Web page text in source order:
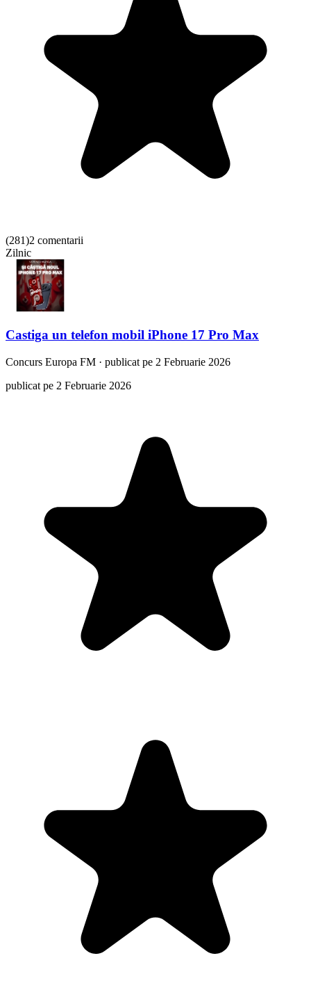
(281)2 comentarii
Zilnic
Castiga un telefon mobil iPhone 17 Pro Max
Concurs Europa FM · publicat pe 2 Februarie 2026
publicat pe 2 Februarie 2026